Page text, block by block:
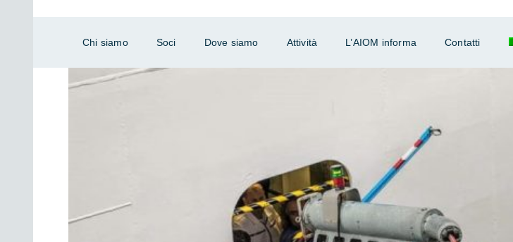
Chi siamo Soci Dove siamo Attività L’AIOM informa Contatti